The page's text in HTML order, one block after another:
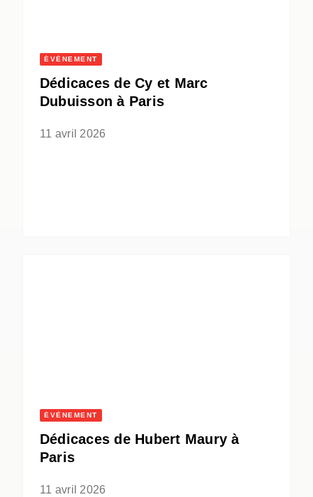
ÉVÈNEMENT
Dédicaces de Cy et Marc
Dubuisson à Paris
11 avril 2026
ÉVÈNEMENT
Dédicaces de Hubert Maury à
Paris
11 avril 2026